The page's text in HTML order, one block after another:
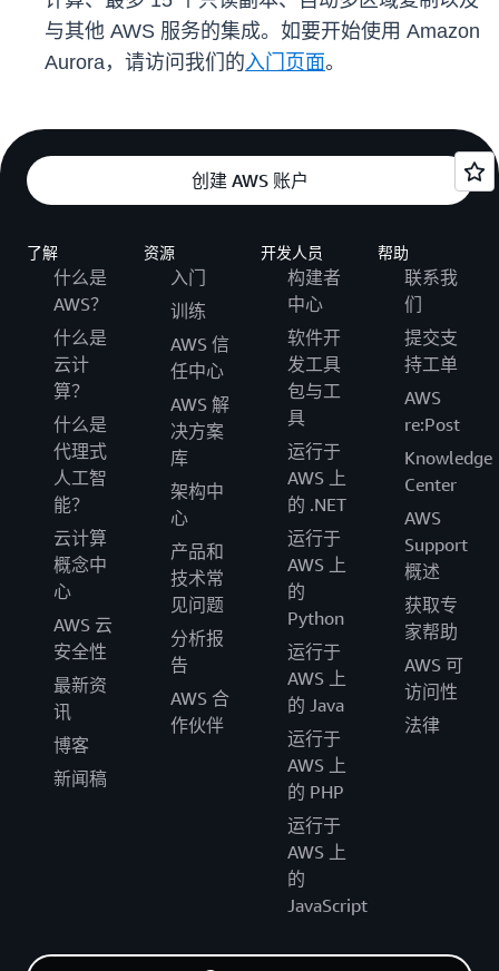
与其他 AWS 服务的集成。如要开始使用 Amazon
Aurora，请访问我们的入门页面。
创建 AWS 账户
了解
什么是
AWS？
什么是
云计
算？
什么是
代理式
人工智
能？
云计算
概念中
心
AWS 云
安全性
最新资
讯
博客
新闻稿
资源
入门
训练
AWS 信
任中心
AWS 解
决方案
库
架构中
心
产品和
技术常
见问题
分析报
告
AWS 合
作伙伴
开发人员
构建者
中心
软件开
发工具
包与工
具
运行于
AWS 上
的 .NET
运行于
AWS 上
的
Python
运行于
AWS 上
的 Java
运行于
AWS 上
的 PHP
运行于
AWS 上
的
JavaScript
帮助
联系我
们
提交支
持工单
AWS
re:Post
Knowledge
Center
AWS
Support
概述
获取专
家帮助
AWS 可
访问性
法律